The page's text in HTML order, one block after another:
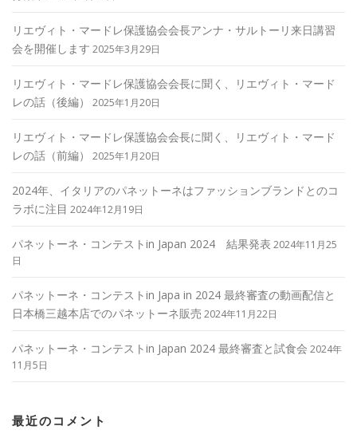
リエヴィト・マードレ保護協会会長アンナ・サルトーリ来日講習
会を開催します 2025年3月29日
リエヴィト・マードレ保護協会会長に聞く、リエヴィト・マード
レの話（後編）
2025年1月20日
リエヴィト・マードレ保護協会会長に聞く、リエヴィト・マード
レの話（前編）
2025年1月20日
2024年、イタリアのパネットーネはファッションブランドとのコ
ラボに注目 2024年12月19日
パネットーネ・コンテストin Japan 2024 結果発表 2024年11月25
日
パネットーネ・コンテストin Japa in 2024 最終審査の動画配信と
日本橋三越本店でのパネットーネ販売 2024年11月22日
パネットーネ・コンテストin Japan 2024 最終審査と試食会 2024年
11月5日
最近のコメント